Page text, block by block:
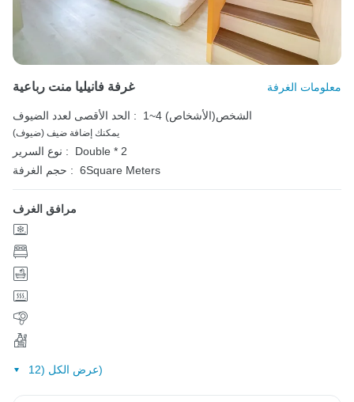
غرفة فانيليا منت رباعية معلومات الغرفة
الحد الأقصى لعدد الضيوف : 1~4 الشخص(الأشخاص)
يمكنك إضافة ضيف (ضيوف)
نوع السرير :
Double * 2
حجم الغرفة : 6Square Meters
مرافق الغرف
عرض الكل (12)